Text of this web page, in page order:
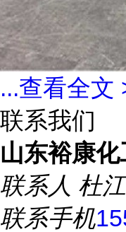
...查看全文
联系我们
山东裕康化
联系人 杜江
联系手机